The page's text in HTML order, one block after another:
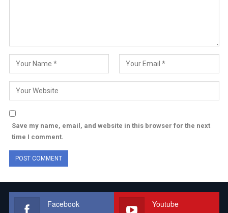
Save my name, email, and website in this browser for the next
time I comment.
Facebook Youtube